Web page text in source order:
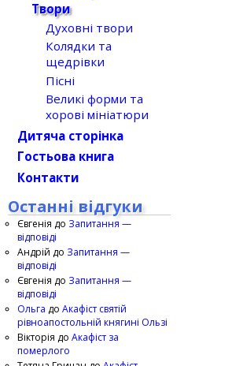
Твори
Духовні твори
Колядки та
щедрівки
Пісні
Великі форми та
хорові мініатюри
Дитяча сторінка
Гостьова книга
Контакти
Останні відгуки
Євгенія до Запитання —
відповіді
Андрій до Запитання —
відповіді
Євгенія до Запитання —
відповіді
Ольга до Акафіст святій
рівноапостольній княгині Ользі
Вікторія до Акафіст за
померлого